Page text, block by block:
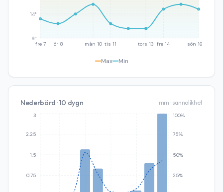
fre 7 lör 8 mån 10 tis 11 tors 13 fre 14 sön 16
9°
14°
Max Min
Nederbörd · 10 dygn mm · sannolikhet
0.75
1.5
2.25
3
25%
50%
75%
100%